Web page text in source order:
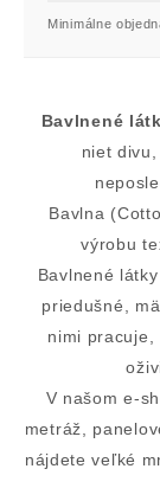
Minimálne
Bavlnené
niet
Bavlna
výrobu
Bavlnené
priedušné,
nimi pracuje,
V našom e-
metráž,
nájdete veľké